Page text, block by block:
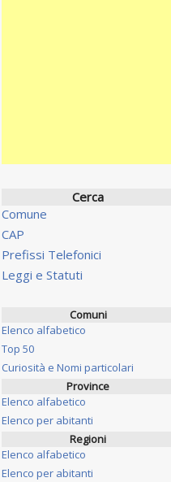
Cerca
Comune
CAP
Prefissi Telefonici
Leggi e Statuti
Comuni
Elenco alfabetico
Top 50
Curiosità e Nomi particolari
Province
Elenco alfabetico
Elenco per abitanti
Regioni
Elenco alfabetico
Elenco per abitanti